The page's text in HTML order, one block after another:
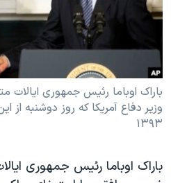
فرهنگ و زندگی
حقوق شهروندی
علم و فناوری
اسرائیل در جنگ
آرشیو پخش زنده
انتخابات ریاست جمهوری آمریکا ۲۰۲۴
حمله جمهوری اسلامی به اسرائیل
رمز مهسا
ورزش زنان در ایران
مجموعه مستندهای دادخواهی
دنبال کنید
زبانهای مختلف
باراک اوباما رئیس جمهوری
۱۳۹۳
باراک اوباما رئیس جمهوری